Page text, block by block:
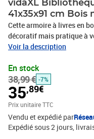
vidaXL
41x35x91 cm Bois
Cette armoire à livres en
décoratif mais pratique à
également être utilisée
magnifique. Traitez la
ou une finition vitrée pour
nettoyage facile. Le bois
donnent au matériau son
robuste et stable : le cadre
robustesse et
livres offre un vaste
Voir la description
En stock
38,99 € -7%
35,89€
Prix unitaire TTC
Vendu et expédié par
Expédié sous 2 jours